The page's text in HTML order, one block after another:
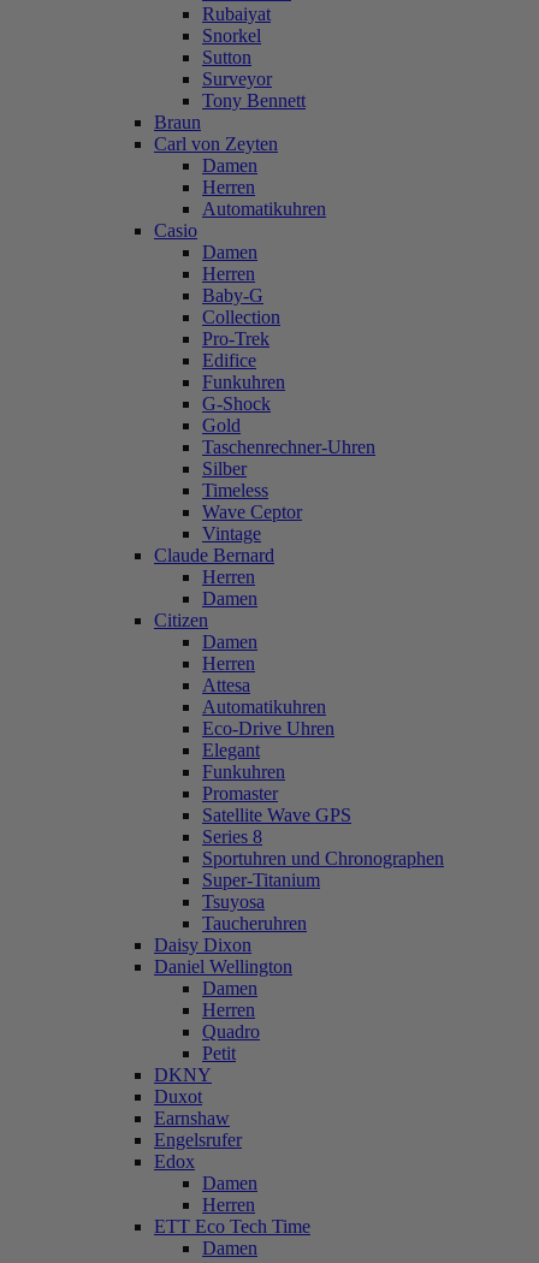
Rubaiyat
Snorkel
Sutton
Surveyor
Tony Bennett
Braun
Carl von Zeyten
Damen
Herren
Automatikuhren
Casio
Damen
Herren
Baby-G
Collection
Pro-Trek
Edifice
Funkuhren
G-Shock
Gold
Taschenrechner-Uhren
Silber
Timeless
Wave Ceptor
Vintage
Claude Bernard
Herren
Damen
Citizen
Damen
Herren
Attesa
Automatikuhren
Eco-Drive Uhren
Elegant
Funkuhren
Promaster
Satellite Wave GPS
Series 8
Sportuhren und Chronographen
Super-Titanium
Tsuyosa
Taucheruhren
Daisy Dixon
Daniel Wellington
Damen
Herren
Quadro
Petit
DKNY
Duxot
Earnshaw
Engelsrufer
Edox
Damen
Herren
ETT Eco Tech Time
Damen